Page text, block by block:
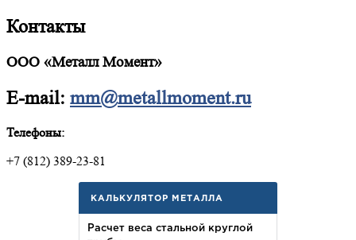
Контакты
ООО «Металл Момент»
E-mail: mm@metallmoment.ru
Телефоны:
+7 (812) 389-23-81